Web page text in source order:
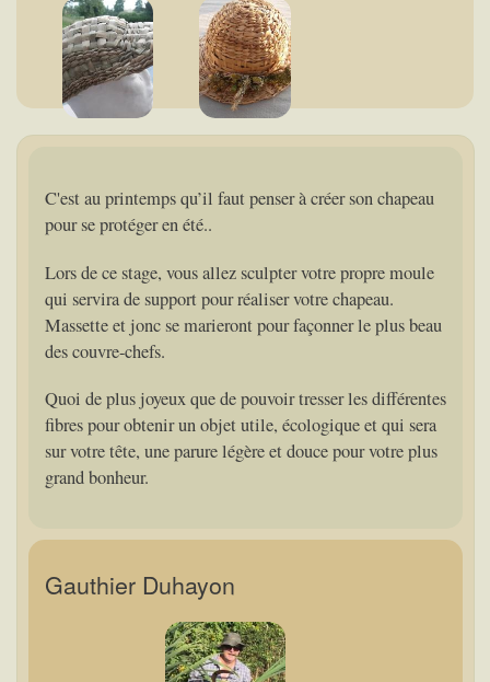
C'est au printemps qu’il faut penser à créer son chapeau
pour se protéger en été..
Lors de ce stage, vous allez sculpter votre propre moule
qui servira de support pour réaliser votre chapeau.
Massette et jonc se marieront pour façonner le plus beau
des couvre-chefs.
Quoi de plus joyeux que de pouvoir tresser les différentes
fibres pour obtenir un objet utile, écologique et qui sera
sur votre tête, une parure légère et douce pour votre plus
grand bonheur.
Gauthier Duhayon